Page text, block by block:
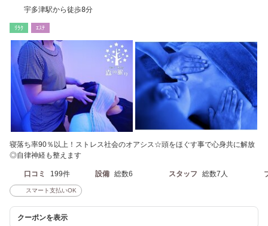
宇多津駅から徒歩8分
ﾘﾗｸ ｴｽﾃ
寝落ち率90％以上！ストレス社会のオアシス☆頭をほぐす事で心身共に解放
◎自律神経も整えます
口コミ 199件 設備 総数6 スタッフ 総数7人
スマート支払いOK
クーポンを表示